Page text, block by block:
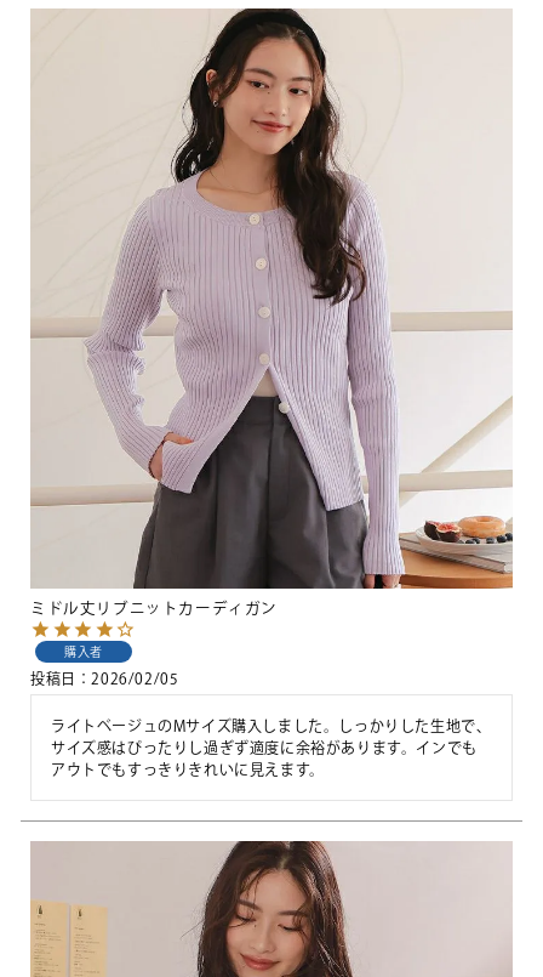
ミドル丈リブニットカーディガン
購入者
投稿日 2026/02/05
ライトベージュのMサイズ購入しました。しっかりした生地で、
サイズ感はぴったりし過ぎず適度に余裕があります。インでも
アウトでもすっきりきれいに見えます。